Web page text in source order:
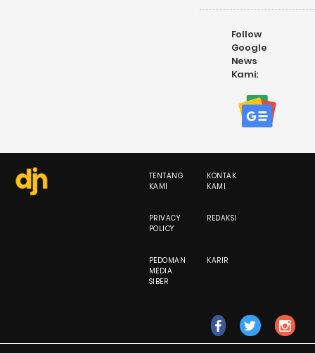
Follow
Google
News
Kami:
TENTANG
KAMI
KONTAK
KAMI
PRIVACY
POLICY
REDAKSI
PEDOMAN
MEDIA
SIBER
KARIR
fb tw ig